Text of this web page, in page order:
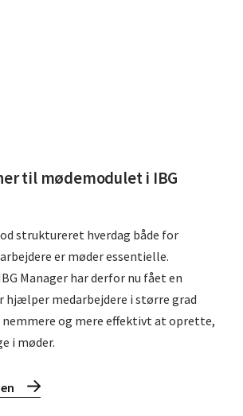
til mødemodulet i IBG
struktureret hverdag både for
er møder essentielle.
Manager har derfor nu fået en
hjælper medarbejdere i større grad
nemmere og mere effektivt at oprette,
i møder.